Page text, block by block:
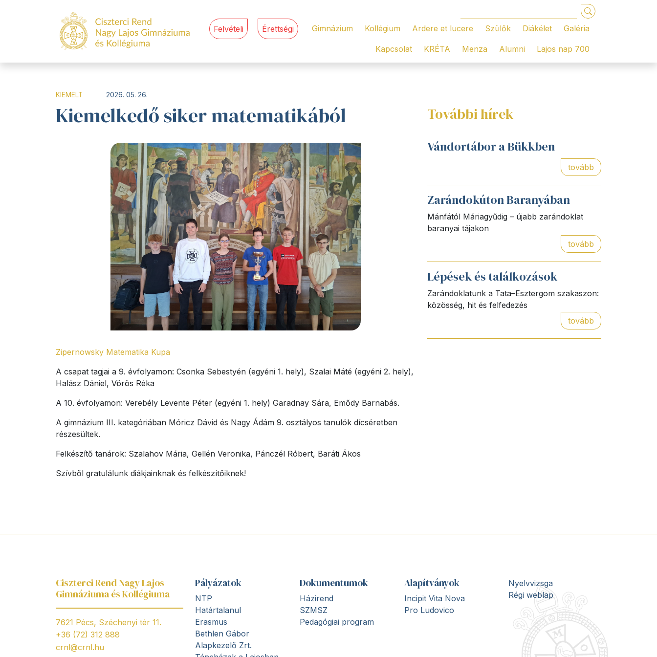
Felvételi Érettségi Gimnázium Kollégium Ardere et lucere Szülők Diákélet Galéria
Kapcsolat KRÉTA Menza Alumni Lajos nap 700
KIEMELT 2026. 05. 26.
Kiemelkedő siker matematikából
Zipernowsky Matematika Kupa
A csapat tagjai a 9. évfolyamon: Csonka Sebestyén (egyéni 1. hely), Szalai Máté (egyéni 2. hely),
Halász Dániel, Vörös Réka
A 10. évfolyamon: Verebély Levente Péter (egyéni 1. hely) Garadnay Sára, Emődy Barnabás.
A gimnázium III. kategóriában Móricz Dávid és Nagy Ádám 9. osztályos tanulók dícséretben
részesültek.
Felkészítő tanárok: Szalahov Mária, Gellén Veronika, Pánczél Róbert, Baráti Ákos
Szívből gratulálunk diákjainknak és felkészítőiknek!
További hírek
Vándortábor a Bükkben
tovább
Zarándokúton Baranyában
Mánfától Máriagyűdig – újabb zarándoklat
baranyai tájakon
tovább
Lépések és találkozások
Zarándoklatunk a Tata–Esztergom szakaszon:
közösség, hit és felfedezés
tovább
Ciszterci Rend Nagy Lajos
Gimnáziuma és Kollégiuma
7621 Pécs, Széchenyi tér 11.
+36 (72) 312 888
crnl@crnl.hu
Pályázatok
NTP
Határtalanul
Erasmus
Bethlen Gábor
Alapkezelő Zrt.
Dokumentumok
Házirend
SZMSZ
Pedagógiai program
Alapítványok
Incipit Vita Nova
Pro Ludovico
Nyelvvizsga
Régi weblap